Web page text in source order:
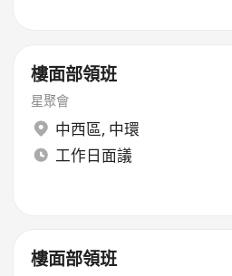
樓面部領班
星聚會
中西區, 中環
工作日面議
樓面部領班